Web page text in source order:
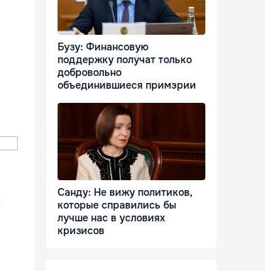
Бузу: Финансовую
поддержку получат только
добровольно
объединившиеся примэрии
Санду: Не вижу политиков,
которые справились бы
лучше нас в условиях
кризисов